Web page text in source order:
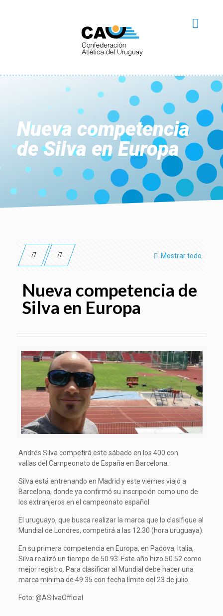
Nueva competencia
de Silva en Europa
Mostrar todo
Nueva competencia de
Silva en Europa
Andrés Silva competirá este sábado en los 400 con
vallas del Campeonato de España en Barcelona.
Silva está entrenando en Madrid y este viernes viajó a
Barcelona, donde ya confirmó su inscripción como uno de
los extranjeros en el campeonato español.
El uruguayo, que busca realizar la marca que lo clasifique al
Mundial de Londres, competirá a las 12.30 (hora uruguaya).
En su primera competencia en Europa, en Padova, Italia,
Silva realizó un tiempo de 50.93. Este año hizo 50.52 como
mejor registro. Para clasificar al Mundial debe hacer una
marca mínima de 49.35 con fecha límite del 23 de julio.
Foto: @ASilvaOfficial